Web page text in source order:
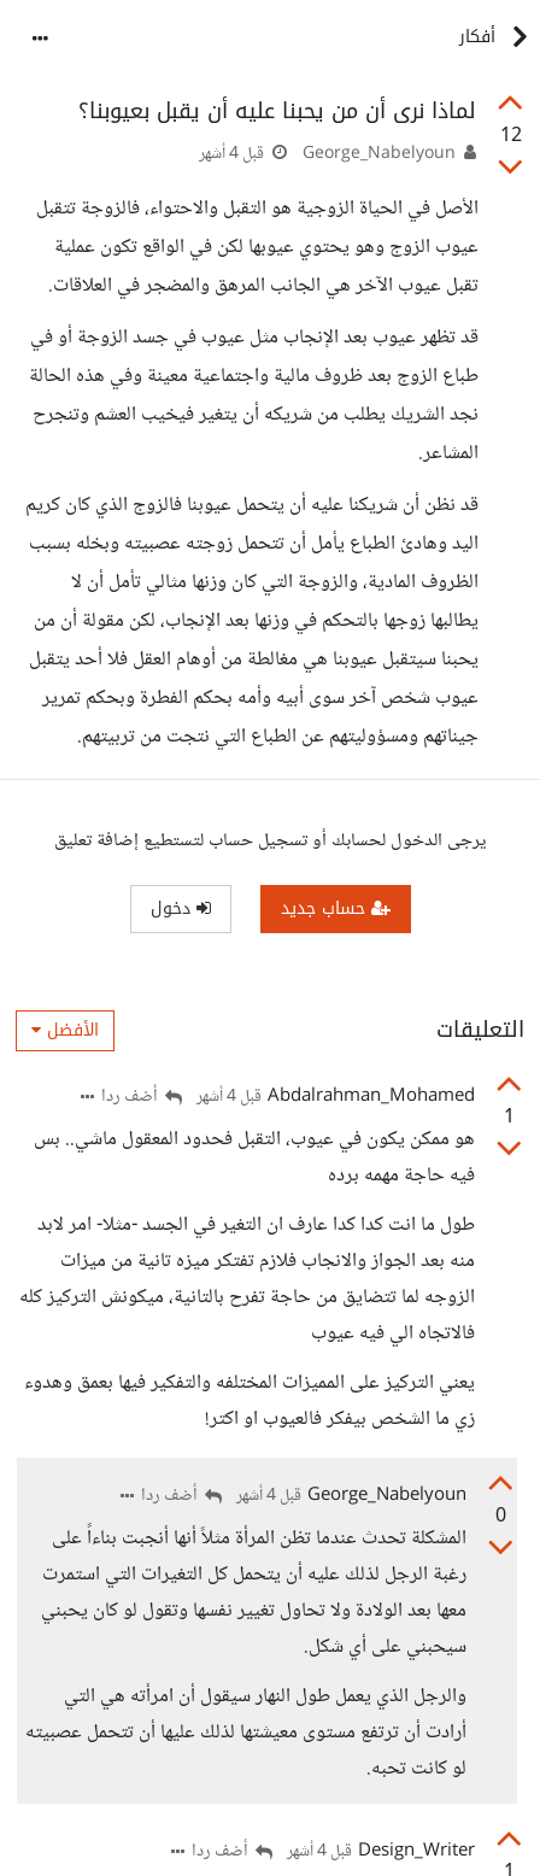
أفكار
12
لماذا نرى أن من يحبنا عليه أن يقبل بعيوبنا؟
قبل 4 أشهر
الأصل في الحياة الزوجية هو التقبل والاحتواء، فالزوجة تتقبل
عيوب الزوج وهو يحتوي عيوبها لكن في الواقع تكون عملية
تقبل عيوب الآخر هي الجانب المرهق والمضجر في العلاقات.
قد تظهر عيوب بعد الإنجاب مثل عيوب في جسد الزوجة أو في
طباع الزوج بعد ظروف مالية واجتماعية معينة وفي هذه الحالة
نجد الشريك يطلب من شريكه أن يتغير فيخيب العشم وتنجرح
المشاعر.
قد نظن أن شريكنا عليه أن يتحمل عيوبنا فالزوج الذي كان كريم
اليد وهادئ الطباع يأمل أن تتحمل زوجته عصبيته وبخله بسبب
الظروف المادية، والزوجة التي كان وزنها مثالي تأمل أن لا
يطالبها زوجها بالتحكم في وزنها بعد الإنجاب، لكن مقولة أن من
يحبنا سيتقبل عيوبنا هي مغالطة من أوهام العقل فلا أحد يتقبل
عيوب شخص آخر سوى أبيه وأمه بحكم الفطرة وبحكم تمرير
جيناتهم ومسؤوليتهم عن الطباع التي نتجت من تربيتهم.
يرجى الدخول لحسابك أو تسجيل حساب لتستطيع إضافة تعليق
حساب جديد دخول
التعليقات الأفضل
1
Abdalrahman_Mohamed قبل 4 أشهر أضف ردا
هو ممكن يكون في عيوب، التقبل فحدود المعقول ماشي.. بس
فيه حاجة مهمه برده
طول ما انت كدا كدا عارف ان التغير في الجسد -مثلا- امر لابد
منه بعد الجواز والانجاب فلازم تفتكر ميزه تانية من ميزات
الزوجه لما تتضايق من حاجة تفرح بالتانية، ميكونش التركيز كله
فالاتجاه الي فيه عيوب
يعني التركيز على المميزات المختلفه والتفكير فيها بعمق وهدوء
زي ما الشخص بيفكر فالعيوب او اكتر!
0
George_Nabelyoun قبل 4 أشهر أضف ردا
المشكلة تحدث عندما تظن المرأة مثلاً أنها أنجبت بناءاً على
رغبة الرجل لذلك عليه أن يتحمل كل التغيرات التي استمرت
معها بعد الولادة ولا تحاول تغيير نفسها وتقول لو كان يحبني
سيحبني على أي شكل.
والرجل الذي يعمل طول النهار سيقول أن امرأته هي التي
أرادت أن ترتفع مستوى معيشتها لذلك عليها أن تتحمل عصبيته
لو كانت تحبه.
Design_Writer قبل 4 أشهر أضف ردا